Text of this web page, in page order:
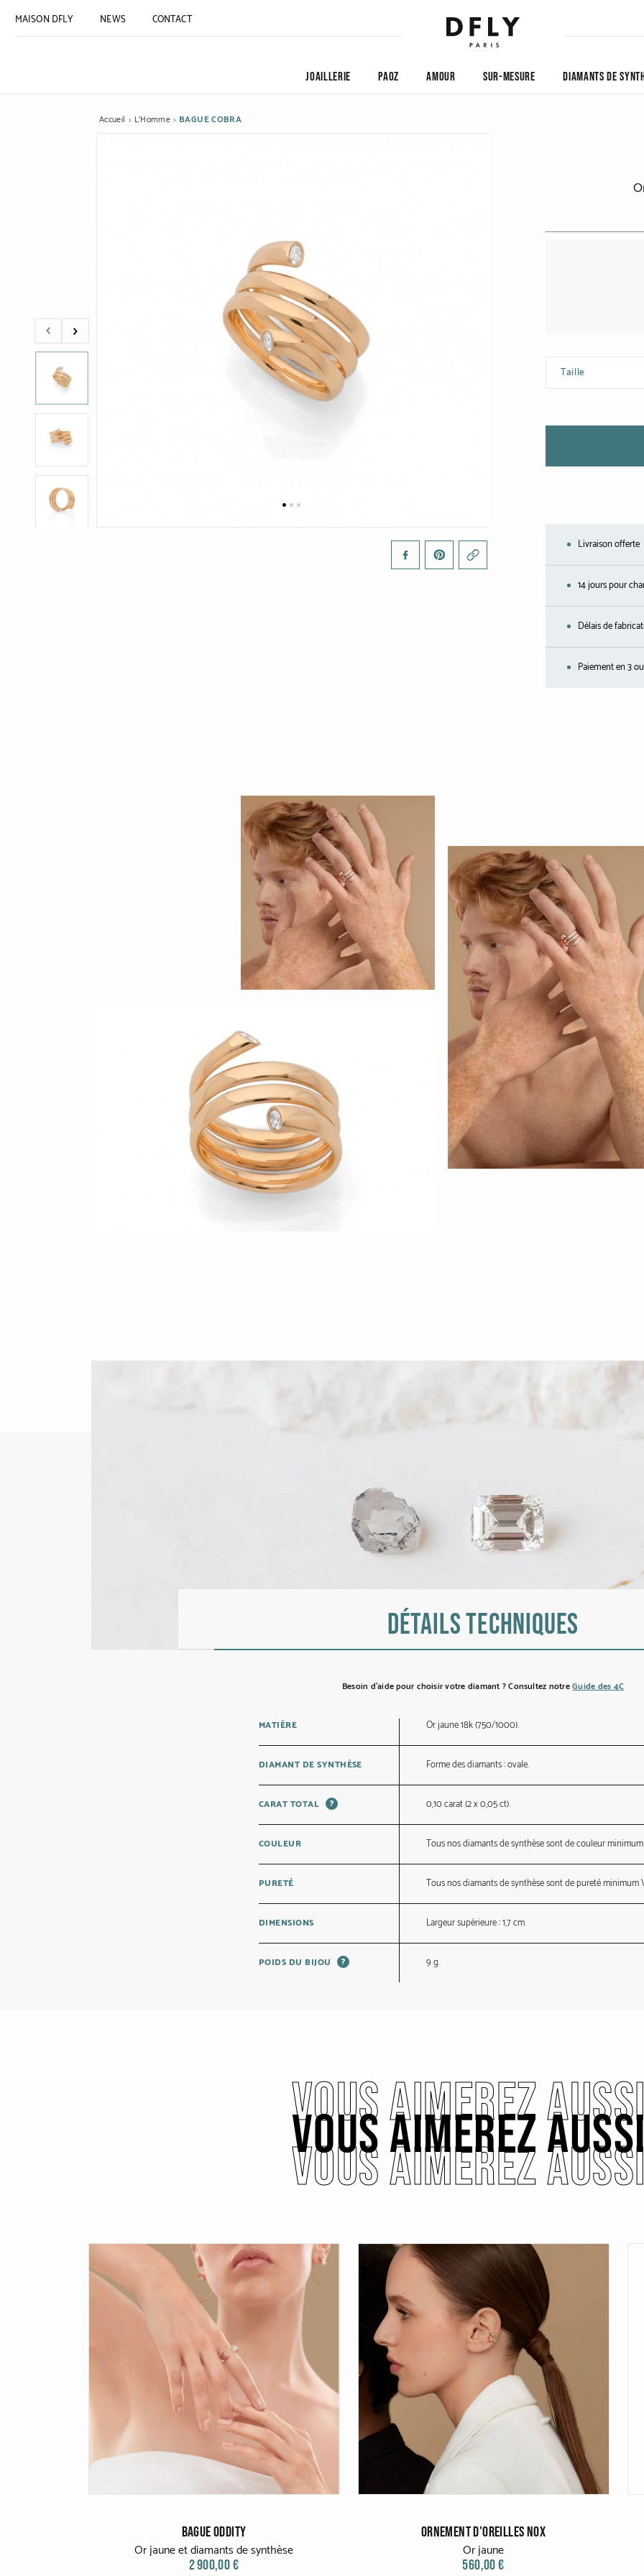
MAISON DFLY NEWS CONTACT
JOAILLERIE PAOZ AMOUR SUR-MESURE DIAMANTS DE
Accueil L'Homme BAGUE COBRA
Taille
Livraison offerte
14 jours pour
Délais de
Paiement en 3
Détails techniques
Besoin d’aide pour choisir votre diamant ? Consultez notreGuide des 4C
MATIÈRE Or jaune 18k (750/1000).
DIAMANT DE SYNTHÈSE Forme des diamants : ovale.
CARAT TOTAL ? 0,10 carat (2 x 0,05 ct).
COULEUR Tous nos diamants de synthèse sont de couleur
PURETÉ Tous nos diamants de synthèse sont de pureté minimum
DIMENSIONS Largeur supérieure : 1,7 cm.
POIDS DU BIJOU ? 9 g.
VOUS AIMEREZ
VOUS AIMEREZ
VOUS AIMEREZ
BAGUE ODDITY
Or jaune et diamants de synthèse
2 900,00 €
ORNEMENT D'OREILLES NOX
Or jaune
560,00 €